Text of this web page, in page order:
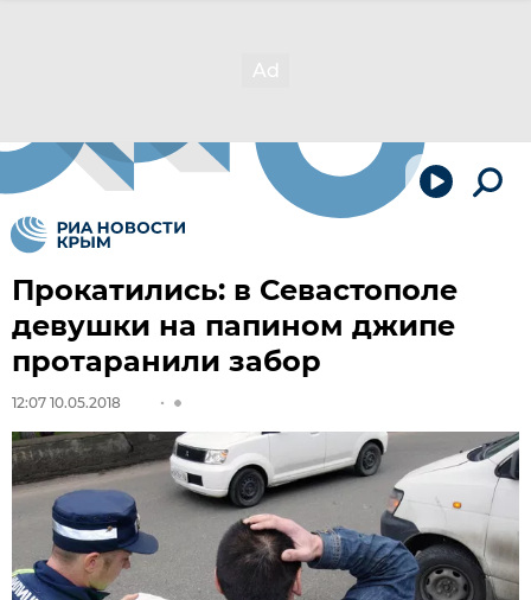
Прокатились: в Севастополе
девушки на папином джипе
протаранили забор
12:07 10.05.2018